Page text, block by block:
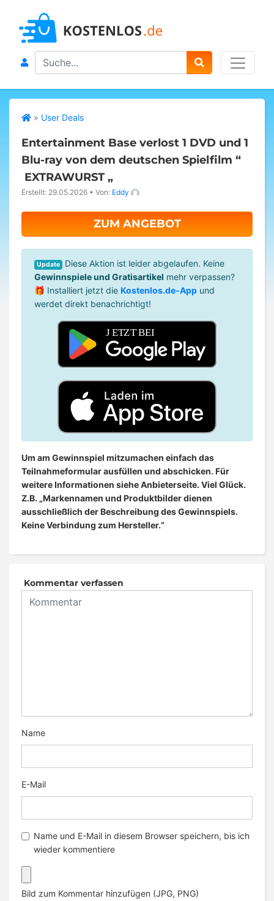
Search
» User Deals
Entertainment Base verlost 1 DVD und 1
Blu-ray von dem deutschen Spielfilm “
EXTRAWURST „
Erstellt: 29.05.2026 • Von: Eddy
ZUM ANGEBOT
Update
Diese Aktion ist leider abgelaufen. Keine
Gewinnspiele und Gratisartikel mehr verpassen?
🎁 Installiert jetzt die Kostenlos.de-App und
werdet direkt benachrichtigt!
Um am Gewinnspiel mitzumachen einfach das
Teilnahmeformular ausfüllen und abschicken. Für
weitere Informationen siehe Anbieterseite. Viel Glück.
Z.B. „Markennamen und Produktbilder dienen
ausschließlich der Beschreibung des Gewinnspiels.
Keine Verbindung zum Hersteller.“
Kommentar verfassen
Name
E-Mail
Name und E-Mail in diesem Browser speichern, bis ich
wieder kommentiere
Bild zum Kommentar hinzufügen (JPG, PNG)